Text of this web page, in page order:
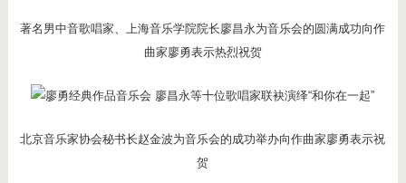
著名男中音歌唱家、上海音乐学院院长廖昌永为音乐会的圆满成功向作
曲家廖勇表示热烈祝贺
北京音乐家协会秘书长赵金波为音乐会的成功举办向作曲家廖勇表示祝
贺